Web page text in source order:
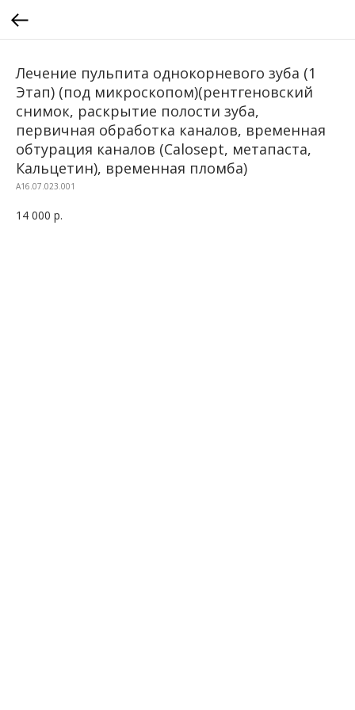
Лечение пульпита однокорневого зуба (1
Этап) (под микроскопом)(рентгеновский
снимок, раскрытие полости зуба,
первичная обработка каналов, временная
обтурация каналов (Calosept, метапаста,
Кальцетин), временная пломба)
A16.07.023.001
14 000 р.